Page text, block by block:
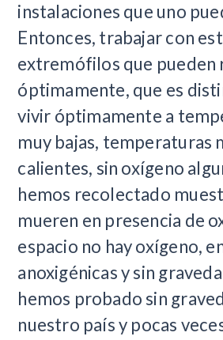
instalaciones que uno
Entonces, trabajar con
extremófilos que pueden
óptimamente, que es
vivir óptimamente a
muy bajas, temperaturas
calientes, sin oxígeno
hemos recolectado
mueren en presencia de
espacio no hay oxígeno,
anoxigénicas y sin
hemos probado sin
nuestro país y pocas